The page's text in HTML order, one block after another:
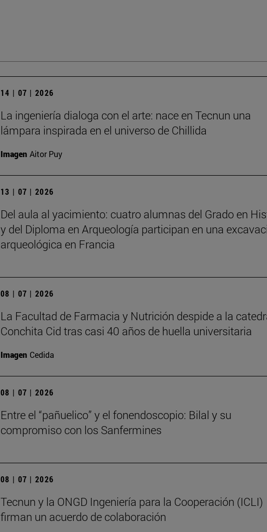
14 | 07 | 2026
La ingeniería dialoga con el arte: nace en Tecnun una
lámpara inspirada en el universo de Chillida
Imagen Aitor Puy
13 | 07 | 2026
Del aula al yacimiento: cuatro alumnas del Grado en
y del Diploma en Arqueología participan en una
arqueológica en Francia
08 | 07 | 2026
La Facultad de Farmacia y Nutrición despide a la
Conchita Cid tras casi 40 años de huella universitaria
Imagen Cedida
08 | 07 | 2026
Entre el “pañuelico” y el fonendoscopio: Bilal y su
compromiso con los Sanfermines
08 | 07 | 2026
Tecnun y la ONGD Ingeniería para la Cooperación (ICLI)
firman un acuerdo de colaboración